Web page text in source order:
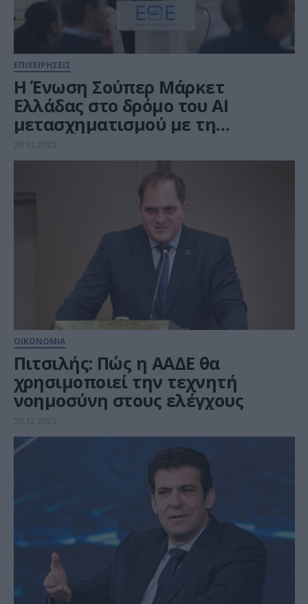
ΕΠΙΧΕΙΡΗΣΕΙΣ
Η Ένωση Σούπερ Μάρκετ
Ελλάδας στο δρόμο του AI
μετασχηματισμού με τη
Microsoft
20.12.2023
ΟΙΚΟΝΟΜΙΑ
Πιτσιλής: Πώς η ΑΑΔΕ θα
χρησιμοποιεί την τεχνητή
νοημοσύνη στους ελέγχους
20.12.2023